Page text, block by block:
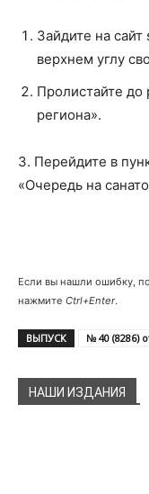
Зайдите на
верхнем углу
Пролистайте
региона».
3. Перейдите в
«Очередь на
Если вы нашли ошибку,
нажмите Ctrl+Enter.
ВЫПУСК № 40 (8286)
НАШИ ИЗДАНИЯ